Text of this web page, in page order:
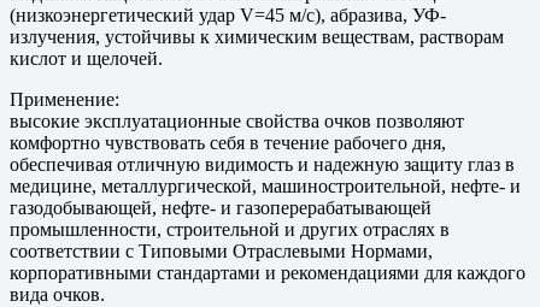
(низкоэнергетический удар V=45 м/с), абразива, УФ-
излучения, устойчивы к химическим веществам, растворам
кислот и щелочей.
Применение:
высокие эксплуатационные свойства очков позволяют
комфортно чувствовать себя в течение рабочего дня,
обеспечивая отличную видимость и надежную защиту глаз в
медицине, металлургической, машиностроительной, нефте- и
газодобывающей, нефте- и газоперерабатывающей
промышленности, строительной и других отраслях в
соответствии с Типовыми Отраслевыми Нормами,
корпоративными стандартами и рекомендациями для каждого
вида очков.